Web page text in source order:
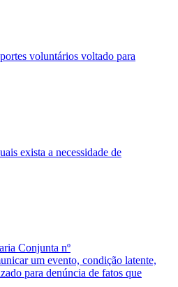
voluntários voltado para
exista a necessidade de
Conjunta nº
um evento, condição latente,
para denúncia de fatos que